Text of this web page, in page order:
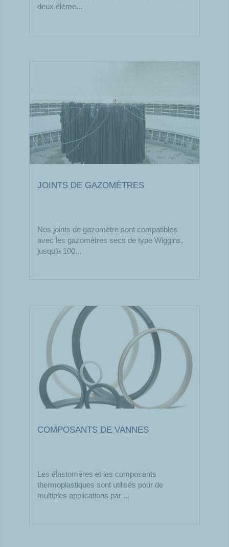
deux éléme...
JOINTS DE GAZOMÈTRES
Nos joints de gazomètre sont compatibles
avec les gazomètres secs de type Wiggins,
jusqu’à 100...
COMPOSANTS DE VANNES
Les élastomères et les composants
thermoplastiques sont utilisés pour de
multiples applications par ...